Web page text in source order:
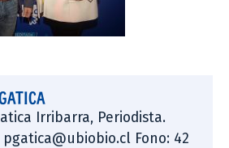
Irribarra, Periodista.
Fono: 42